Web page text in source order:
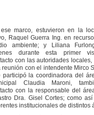
marco, estuvieron en la
Raquel Guerra Ing. en
ambiente; y Liliana
durante esta primer
con las autoridades
reunión con el intendente Mirco
participó la coordinadora del
Claudia Maroni,
con la responsable del
Dra. Gisel Cortes; como
institucionales de distintos